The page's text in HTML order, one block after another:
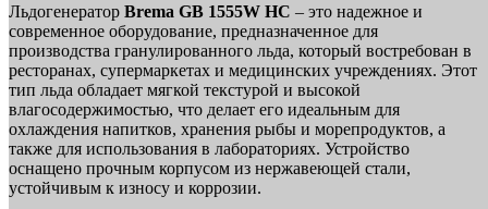
Льдогенератор Brema GB 1555W HC – это надежное и
современное оборудование, предназначенное для
производства гранулированного льда, который востребован в
ресторанах, супермаркетах и медицинских учреждениях. Этот
тип льда обладает мягкой текстурой и высокой
влагосодержимостью, что делает его идеальным для
охлаждения напитков, хранения рыбы и морепродуктов, а
также для использования в лабораториях. Устройство
оснащено прочным корпусом из нержавеющей стали,
устойчивым к износу и коррозии.